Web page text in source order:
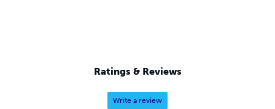
Ratings & Reviews
Write a review